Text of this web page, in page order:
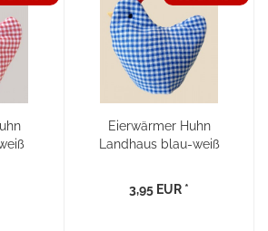
Eierwärmer Huhn
Landhaus blau-weiß
3,95 EUR *